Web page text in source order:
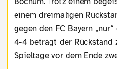
einem dreimaligen
gegen den FC Bayern
4-4 beträgt der Rückstand
Spieltage vor dem Ende